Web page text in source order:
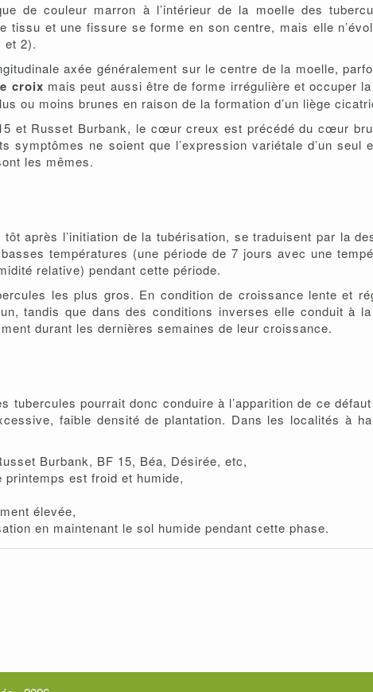
de couleur marron à l’intérieur de la moelle des
tissu et une fissure se forme en son centre, mais elle
et 2).
axée généralement sur le centre de la moelle,
croix mais peut aussi être de forme irrégulière et occuper
ou moins brunes en raison de la formation d’un liège
et Russet Burbank, le cœur creux est précédé du cœur
symptômes ne soient que l’expression variétale d’un seul
les mêmes.
après l’initiation de la tubérisation, se traduisent par la
températures (une période de 7 jours avec une
relative) pendant cette période.
les plus gros. En condition de croissance lente et
tandis que dans des conditions inverses elle conduit à
durant les dernières semaines de leur croissance.
tubercules pourrait donc conduire à l’apparition de ce
faible densité de plantation. Dans les localités à
Burbank, BF 15, Béa, Désirée, etc,
est froid et humide,
élevée,
en maintenant le sol humide pendant cette phase.